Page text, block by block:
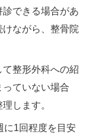
できる場合があ
けながら、整骨院
整形外科への紹
ていない場合
します。
に1回程度を目安